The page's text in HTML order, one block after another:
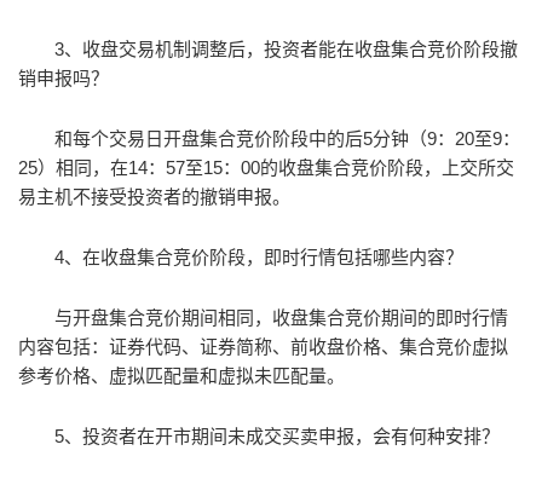
3、收盘交易机制调整后，投资者能在收盘集合竞价阶段撤
销申报吗？
和每个交易日开盘集合竞价阶段中的后5分钟（9：20至9：
25）相同，在14：57至15：00的收盘集合竞价阶段，上交所交
易主机不接受投资者的撤销申报。
4、在收盘集合竞价阶段，即时行情包括哪些内容？
与开盘集合竞价期间相同，收盘集合竞价期间的即时行情
内容包括：证券代码、证券简称、前收盘价格、集合竞价虚拟
参考价格、虚拟匹配量和虚拟未匹配量。
5、投资者在开市期间未成交买卖申报，会有何种安排？